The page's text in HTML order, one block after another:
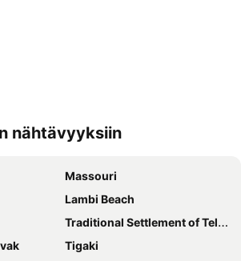
nähtävyyksiin
Massouri
Lambi Beach
Traditional Settlement of Telendos
Tigaki